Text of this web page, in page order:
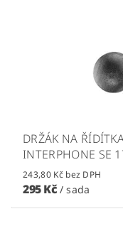
DRŽÁK NA
INTERPHONE SE
243,80 Kč bez DPH
295 Kč / sada